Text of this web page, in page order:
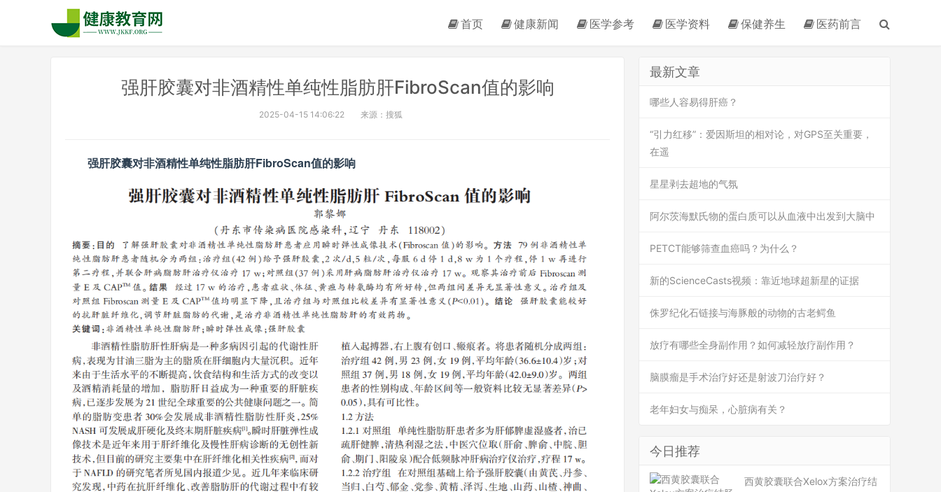
首页 健康新闻 医学参考 医学资料 保健养生 医药前言
强肝胶囊对非酒精性单纯性脂肪肝FibroScan值的影响
2025-04-15 14:06:22 来源：搜狐
强肝胶囊对非酒精性单纯性脂肪肝FibroScan值的影响
最新文章
哪些人容易得肝癌？
“引力红移”：爱因斯坦的相对论，对GPS至关重要，
在遥
星星剥去超地的气氛
阿尔茨海默氏物的蛋白质可以从血液中出发到大脑中
PETCT能够筛查血癌吗？为什么？
新的ScienceCasts视频：靠近地球超新星的证据
侏罗纪化石链接与海豚般的动物的古老鳄鱼
放疗有哪些全身副作用？如何减轻放疗副作用？
脑膜瘤是手术治疗好还是射波刀治疗好？
老年妇女与痴呆，心脏病有关？
今日推荐
西黄胶囊联合Xelox方案治疗结